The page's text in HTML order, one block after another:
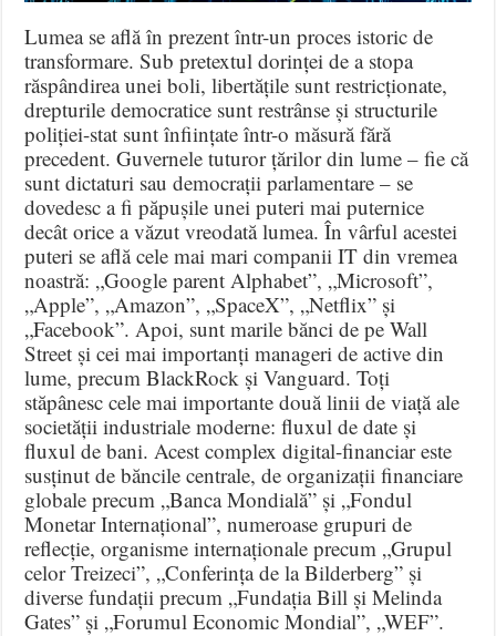
Lumea se află în prezent într-un proces istoric de
transformare. Sub pretextul dorinței de a stopa
răspândirea unei boli, libertățile sunt restricționate,
drepturile democratice sunt restrânse și structurile
poliției-stat sunt înființate într-o măsură fără
precedent. Guvernele tuturor țărilor din lume – fie că
sunt dictaturi sau democrații parlamentare – se
dovedesc a fi păpușile unei puteri mai puternice
decât orice a văzut vreodată lumea. În vârful acestei
puteri se află cele mai mari companii IT din vremea
noastră: „Google parent Alphabet”, „Microsoft”,
„Apple”, „Amazon”, „SpaceX”, „Netflix” și
„Facebook”. Apoi, sunt marile bănci de pe Wall
Street și cei mai importanți manageri de active din
lume, precum BlackRock și Vanguard. Toți
stăpânesc cele mai importante două linii de viață ale
societății industriale moderne: fluxul de date și
fluxul de bani. Acest complex digital-financiar este
susținut de băncile centrale, de organizații financiare
globale precum „Banca Mondială” și „Fondul
Monetar Internațional”, numeroase grupuri de
reflecție, organisme internaționale precum „Grupul
celor Treizeci”, „Conferința de la Bilderberg” și
diverse fundații precum „Fundația Bill și Melinda
Gates” și „Forumul Economic Mondial”, „WEF”.